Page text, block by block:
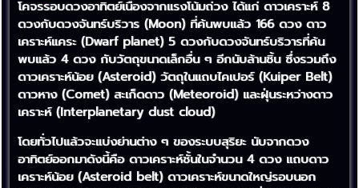
โคจรรอบดวงอาทิตย์เนื่องจากแรงโน้มถ่วง ได้แก่ ดาวเคราะห์ 8
ดวงกับดวงจันทร์บริวาร (Moon) ที่ค้นพบแล้ว 166 ดวง ดาว
เคราะห์แคระ (Dwarf planet) 5 ดวงกับดวงจันทร์บริวารที่ค้น
พบแล้ว 4 ดวง กับวัตถุขนาดเล็กอื่น ๆ อีกนับล้านชิ้น ซึ่งรวมถึง
ดาวเคราะห์น้อย (Asteroid) วัตถุในแถบไคเปอร์ (Kuiper Belt)
ดาวหาง (Comet) สะเก็ดดาว (Meteoroid) และฝุ่นระหว่างดาว
เคราะห์ (Interplanetary dust cloud)
โดยทั่วไปแล้วจะแบ่งย่านต่าง ๆ ของระบบสุริยะ นับจากดวง
อาทิตย์ออกมาดังนี้คือ ดาวเคราะห์ชั้นในจำนวน 4 ดวง แถบดาว
เคราะห์น้อย (Asteroid belt) ดาวเคราะห์ขนาดใหญ่รอบนอก